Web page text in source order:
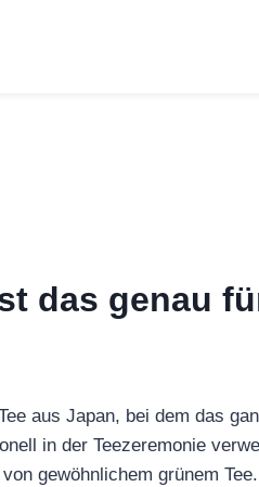
das genau
aus Japan, bei dem das
in der Teezeremonie
gewöhnlichem grünem